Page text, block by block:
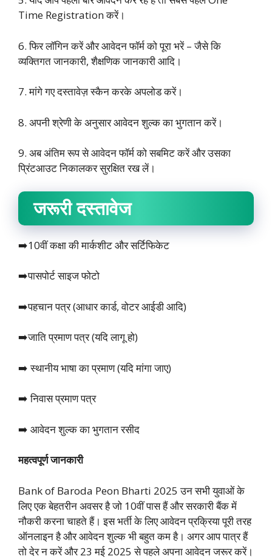
Time Registration करें।
6. फिर लॉगिन करें और आवेदन फॉर्म को पूरा भरें – जैसे कि
व्यक्तिगत जानकारी, शैक्षणिक जानकारी आदि।
7. मांगे गए दस्तावेज़ स्कैन करके अपलोड करें।
8. अपनी श्रेणी के अनुसार आवेदन शुल्क का भुगतान करें।
9. अब अंतिम रूप से आवेदन फॉर्म को सबमिट करें और उसका
प्रिंटआउट निकालकर सुरक्षित रख लें।
जरूरी दस्तावेज
➡️10वीं कक्षा की मार्कशीट और सर्टिफिकेट
➡️पासपोर्ट साइज फोटो
➡️पहचान पत्र (आधार कार्ड, वोटर आईडी आदि)
➡️जाति प्रमाण पत्र (यदि लागू हो)
➡️ स्थानीय भाषा का प्रमाण (यदि मांगा जाए)
➡️ निवास प्रमाण पत्र
➡️ आवेदन शुल्क का भुगतान रसीद
महत्वपूर्ण जानकारी
Bank of Baroda Peon Bharti 2025 उन सभी युवाओं के
लिए एक बेहतरीन अवसर है जो 10वीं पास हैं और सरकारी बैंक में
नौकरी करना चाहते हैं। इस भर्ती के लिए आवेदन प्रक्रिया पूरी तरह
ऑनलाइन है और आवेदन शुल्क भी बहुत कम है। अगर आप पात्र हैं
तो देर न करें और 23 मई 2025 से पहले अपना आवेदन जरूर करें।